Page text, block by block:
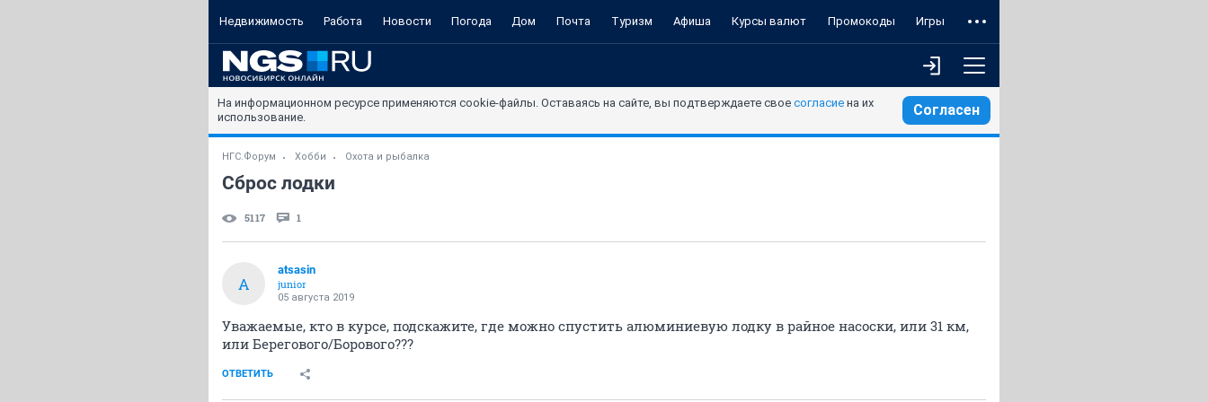
Недвижимость Работа Новости Погода Дом Почта Туризм Афиша Курсы валют Промокоды Игры
На информационном ресурсе применяются cookie-файлы. Оставаясь на сайте, вы подтверждаете свое согласие на их
использование.
Согласен
НГС.Форум Хобби Охота и рыбалка
Сброс лодки
5117 1
A
atsasin
junior
05 августа 2019
Уважаемые, кто в курсе, подскажите, где можно спустить алюминиевую лодку в райное насоски, или 31 км,
или Берегового/Борового???
ОТВЕТИТЬ